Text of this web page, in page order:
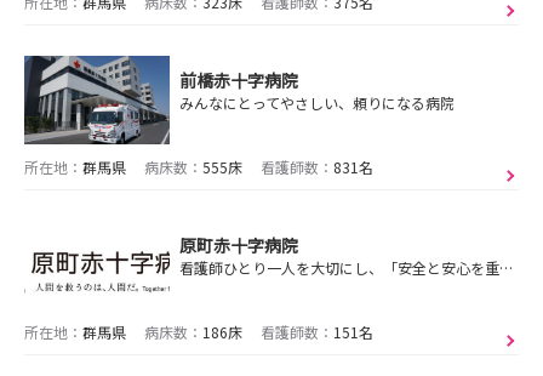
前橋赤十字病院
みんなにとってやさしい、頼りになる病院
所在地： 群馬県 病床数： 555床 看護師数： 831名
原町赤十字病院
看護師ひとり一人を大切にし、「安全と安心を重視した」「思いやりのある看護」が実践できる組織を目指しています。
所在地： 群馬県 病床数： 186床 看護師数： 151名